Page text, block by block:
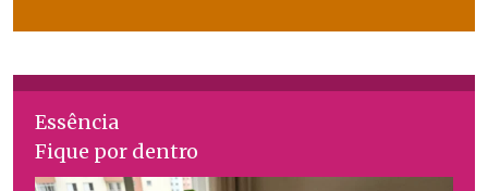
Essência
Fique por dentro